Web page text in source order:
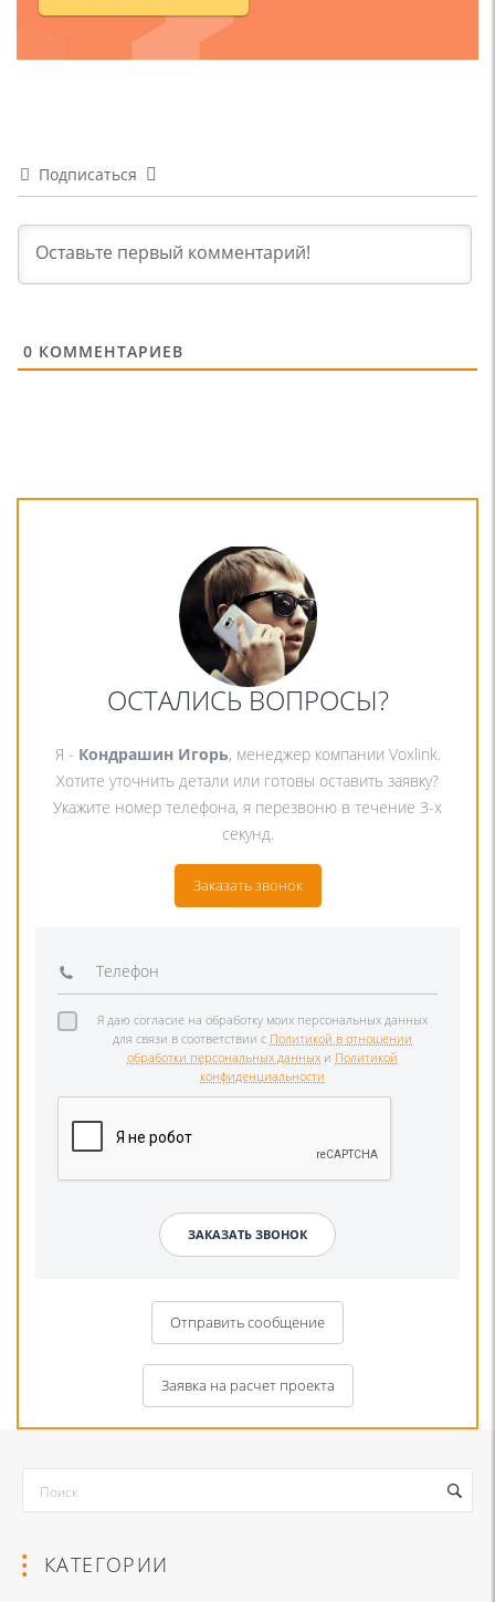
Подписаться
0 КОММЕНТАРИЕВ
ОСТАЛИСЬ ВОПРОСЫ?
Я - Кондрашин Игорь, менеджер компании Voxlink.
Хотите уточнить детали или готовы оставить заявку?
Укажите номер телефона, я перезвоню в течение 3-х
секунд.
Заказать звонок
Я даю согласие на обработку моих персональных данных
для связи в соответствии с Политикой в отношении
обработки персональных данных и Политикой
конфиденциальности
Отправить сообщение
Заявка на расчет проекта
КАТЕГОРИИ